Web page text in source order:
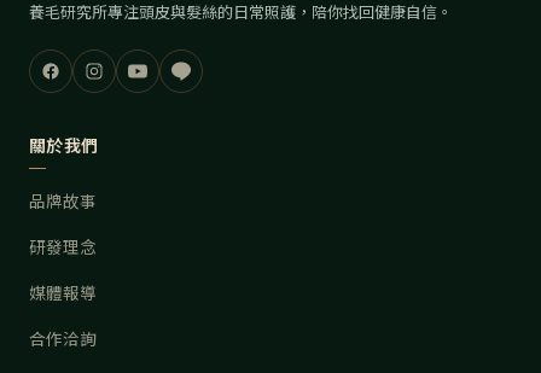
養毛研究所專注頭皮與髮絲的日常照護，陪你找回健康自信。
關於我們
品牌故事
研發理念
媒體報導
合作洽詢